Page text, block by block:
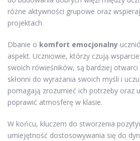
różne aktywności grupowe oraz
projektach.
Dbanie o komfort emocjonalny
aspekt. Uczniowie, którzy czują
swoich rówieśników, są bardziej
skłonni do wyrażania swoich myśli i
pomagają zrozumieć ich potrzeby oraz
poprawić atmosferę w klasie.
W końcu, kluczem do stworzenia
umiejętność dostosowywania się do